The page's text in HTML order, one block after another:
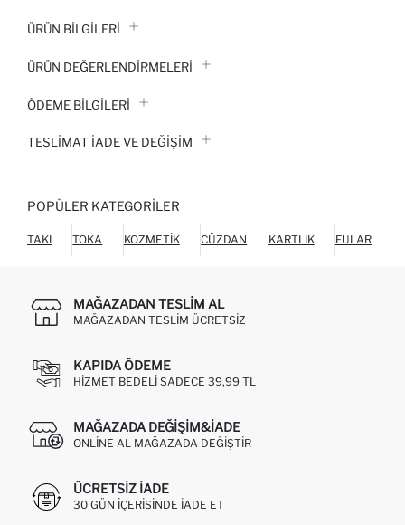
ÜRÜN BILGILERI
ÜRÜN DEĞERLENDİRMELERİ
ÖDEME BİLGİLERİ
TESLIMAT İADE VE DEĞIŞIM
POPÜLER KATEGORILER
TAKI TOKA KOZMETIK CÜZDAN KARTLIK FULAR
MAĞAZADAN TESLIM AL
MAĞAZADAN TESLIM ÜCRETSIZ
KAPIDA ÖDEME
HIZMET BEDELI SADECE 39,99 TL
MAĞAZADA DEĞIŞIM&İADE
ONLINE AL MAĞAZADA DEĞIŞTIR
ÜCRETSIZ IADE
30 GÜN IÇERISINDE IADE ET